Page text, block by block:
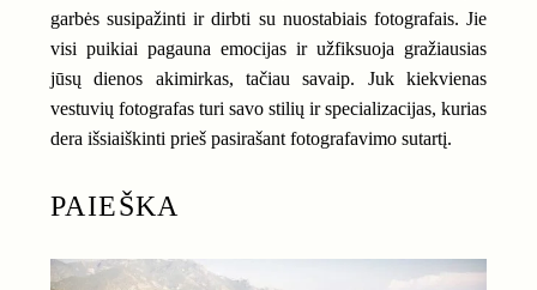
garbės susipažinti ir dirbti su nuostabiais fotografais. Jie
visi puikiai pagauna emocijas ir užfiksuoja gražiausias
jūsų dienos akimirkas, tačiau savaip. Juk kiekvienas
vestuvių fotografas turi savo stilių ir specializacijas, kurias
dera išsiaiškinti prieš pasirašant fotografavimo sutartį.
PAIEŠKA